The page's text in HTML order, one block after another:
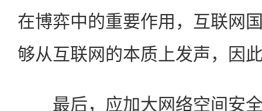
在博弈中的重要作用，互联网
够从互联网的本质上发声，因
最后，应加大网络空间安全